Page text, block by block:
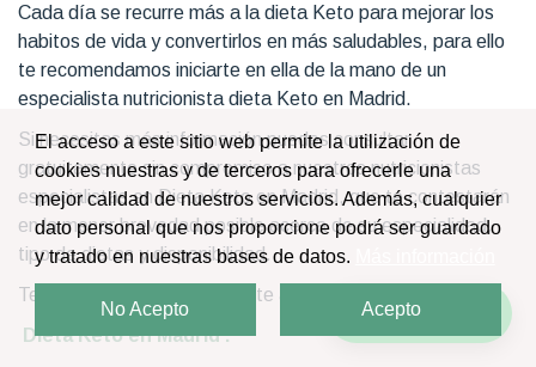
¡Escríbenos!
Cada día se recurre más a la dieta Keto para mejorar los
habitos de vida y convertirlos en más saludables, para ello
te recomendamos iniciarte en ella de la mano de un
especialista nutricionista dieta Keto en Madrid.
Si necesitas más información puedes consultar
gratuitamente sin compromiso a nuestros nutricionistas
especialistas en Dieta Keto en Madrid, que te contestarán
en la menor brevedad posible acerca de su especialidad,
tipo de dietas y disponibilidad.
Te recomendamos el siguiente artículo sobre
Dieta Keto en Madrid.
El acceso a este sitio web permite la utilización de
cookies nuestras y de terceros para ofrecerle una
mejor calidad de nuestros servicios. Además, cualquier
dato personal que nos proporcione podrá ser guardado
y tratado en nuestras bases de datos.
No Acepto Acepto